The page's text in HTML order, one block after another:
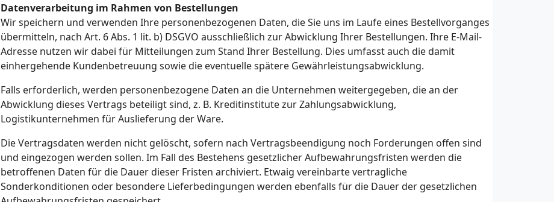
Datenverarbeitung im Rahmen von Bestellungen
Wir speichern und verwenden Ihre personenbezogenen Daten, die Sie uns im Laufe eines Bestellvorganges
übermitteln, nach Art. 6 Abs. 1 lit. b) DSGVO ausschließlich zur Abwicklung Ihrer Bestellungen. Ihre E-Mail-
Adresse nutzen wir dabei für Mitteilungen zum Stand Ihrer Bestellung. Dies umfasst auch die damit
einhergehende Kundenbetreuung sowie die eventuelle spätere Gewährleistungsabwicklung.
Falls erforderlich, werden personenbezogene Daten an die Unternehmen weitergegeben, die an der
Abwicklung dieses Vertrags beteiligt sind, z. B. Kreditinstitute zur Zahlungsabwicklung,
Logistikunternehmen für Auslieferung der Ware.
Die Vertragsdaten werden nicht gelöscht, sofern nach Vertragsbeendigung noch Forderungen offen sind
und eingezogen werden sollen. Im Fall des Bestehens gesetzlicher Aufbewahrungsfristen werden die
betroffenen Daten für die Dauer dieser Fristen archiviert. Etwaig vereinbarte vertragliche
Sonderkonditionen oder besondere Lieferbedingungen werden ebenfalls für die Dauer der gesetzlichen